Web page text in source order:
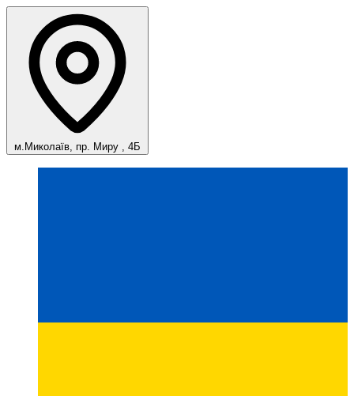
м.Миколаїв, пр. Миру , 4Б